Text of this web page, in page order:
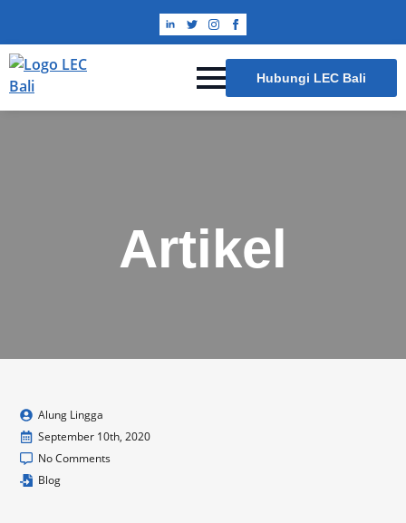
Hubungi LEC Bali
Artikel
Alung Lingga
September 10th, 2020
No Comments
Blog